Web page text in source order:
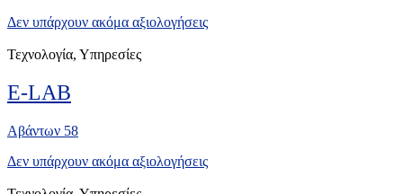
Δεν υπάρχουν ακόμα αξιολογήσεις
Τεχνολογία, Υπηρεσίες
E-LAB
Αβάντων 58
Δεν υπάρχουν ακόμα αξιολογήσεις